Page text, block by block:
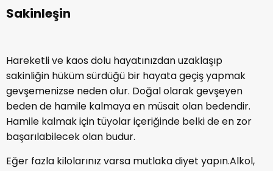
vücut fonksiyonları normale döner
Hareketli ve kaos dolu hayatınızdan uzaklaşıp
sakinliğin hüküm sürdüğü bir hayata geçiş yapmak
gevşemenizse neden olur. Doğal olarak gevşeyen
beden de hamile kalmaya en müsait olan bedendir.
başarılabilecek olan budur.